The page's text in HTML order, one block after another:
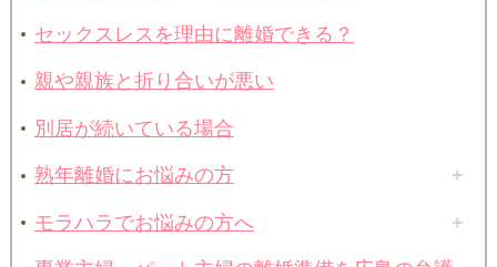
セックスレスを理由に離婚できる？
親や親族と折り合いが悪い
別居が続いている場合
熟年離婚にお悩みの方
モラハラでお悩みの方へ